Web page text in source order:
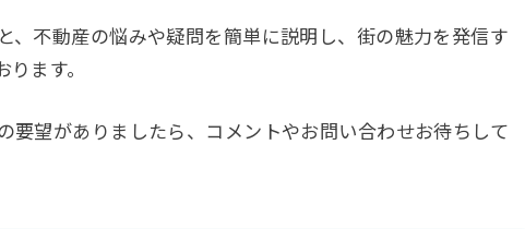
、不動産の悩みや疑問を簡単に説明し、街の魅力を発信す
ます。
要望がありましたら、コメントやお問い合わせお待ちして